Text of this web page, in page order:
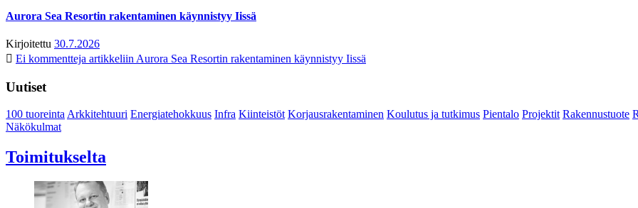
Aurora Sea Resortin rakentaminen käynnistyy Iissä
Kirjoitettu 30.7.2026
Ei kommentteja artikkeliin Aurora Sea Resortin rakentaminen käynnistyy Iissä
Uutiset
100 tuoreintaArkkitehtuuri Energiatehokkuus Infra Kiinteistöt Korjausrakentaminen Koulutus ja tutkimus Pientalo Projektit Rakennustuote
Näkökulmat
Toimitukselta